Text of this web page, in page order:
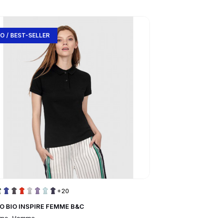
BIO INSPIRE FEMME B&C
/ BEST-SELLER
+20